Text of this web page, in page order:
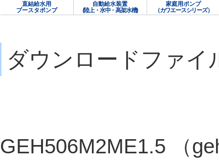
直結給水用
ブースタポンプ
自動給水装置
(陸上・水中・高架水槽)
家庭用ポンプ
（カワエースシリーズ）
ダウンロードファイ
GEH506M2ME1.5 （